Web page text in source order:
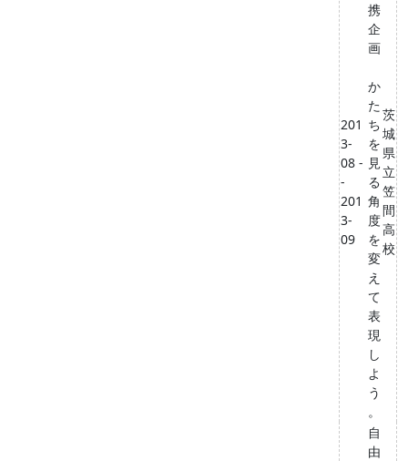
201
3-
08 -
-
201
3-
09
携
企
画
か
た
ち
を
見
る
角
度
を
変
え
て
表
現
し
よ
う
。
茨
城
県
立
笠
間
高
校
自
由